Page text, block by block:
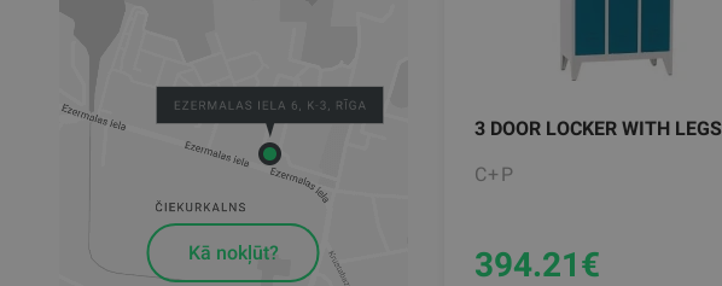
Kā nokļūt?
3 DOOR LOCKER WITH LEGS
C+P
394.21€